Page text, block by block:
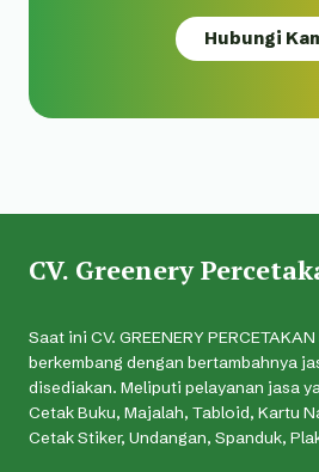
Hubungi
CV. Greenery
Saat ini CV. GREENERY
berkembang dengan bertambahnya
disediakan. Meliputi pelayanan jasa
Cetak Buku, Majalah, Tabloid, Kartu
Cetak Stiker, Undangan, Spanduk,